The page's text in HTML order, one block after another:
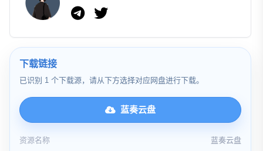
下载链接
已识别 1 个下载源，请从下方选择对应网盘进行下载。
蓝奏云盘
资源名称
蓝奏云盘